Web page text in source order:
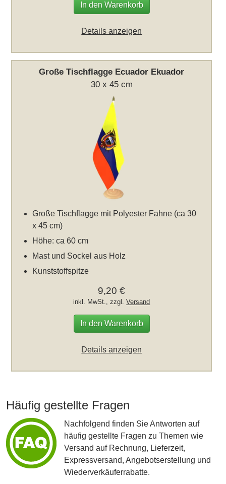
In den Warenkorb
Details anzeigen
Große Tischflagge Ecuador Ekuador
30 x 45 cm
Große Tischflagge mit Polyester Fahne (ca 30
x 45 cm)
Höhe: ca 60 cm
Mast und Sockel aus Holz
Kunststoffspitze
9,20 €
inkl. MwSt., zzgl.Versand
In den Warenkorb
Details anzeigen
Häufig gestellte Fragen
Nachfolgend finden Sie Antworten auf
häufig gestellte Fragen zu Themen wie
Versand auf Rechnung, Lieferzeit,
Expressversand, Angebotserstellung und
Wiederverkäuferrabatte.